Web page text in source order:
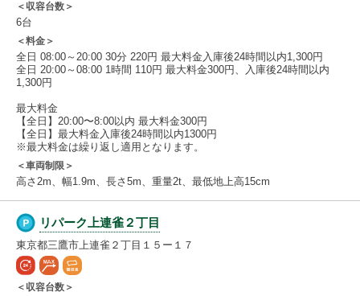
＜収容台数＞
6台
＜料金＞
全日 08:00～20:00 30分 220円 最大料金入庫後24時間以内1,300円
全日 20:00～08:00 1時間 110円 最大料金300円、入庫後24時間以内
1,300円
最大料金
【全日】20:00〜8:00以内 最大料金300円
【全日】最大料金入庫後24時間以内1300円
※最大料金は繰り返し適用となります。
＜車両制限＞
高さ2m、幅1.9m、長さ5m、重量2t、最低地上高15cm
リパーク上連雀２丁目
東京都三鷹市上連雀２丁目１５ー１７
＜収容台数＞